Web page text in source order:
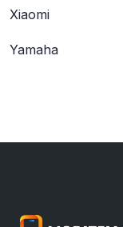
Xiaomi
Yamaha